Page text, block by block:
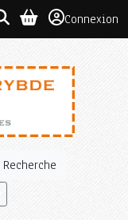
Connexion
Recherche